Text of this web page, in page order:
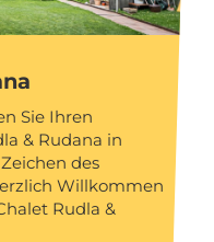
Sie Ihren
& Rudana in
des
Willkommen
Rudla &